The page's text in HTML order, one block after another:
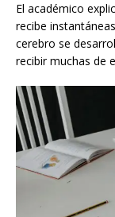
El académico
recibe
cerebro se
recibir muchas de